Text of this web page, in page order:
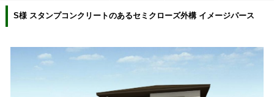
S様 スタンプコンクリートのあるセミクローズ外構 イメージパース